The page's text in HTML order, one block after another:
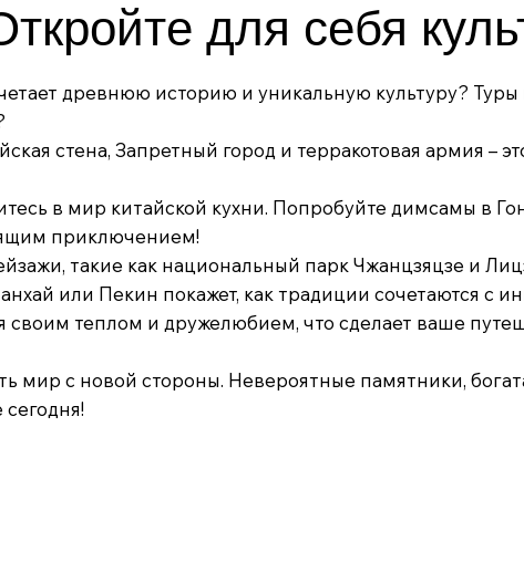
для себя
древнюю историю и уникальную культуру?
стена, Запретный город и терракотовая армия –
в мир китайской кухни. Попробуйте димсамы в
приключением!
такие как национальный парк Чжанцзяцзе и
или Пекин покажет, как традиции сочетаются с
своим теплом и дружелюбием, что сделает ваше
мир с новой стороны. Невероятные памятники,